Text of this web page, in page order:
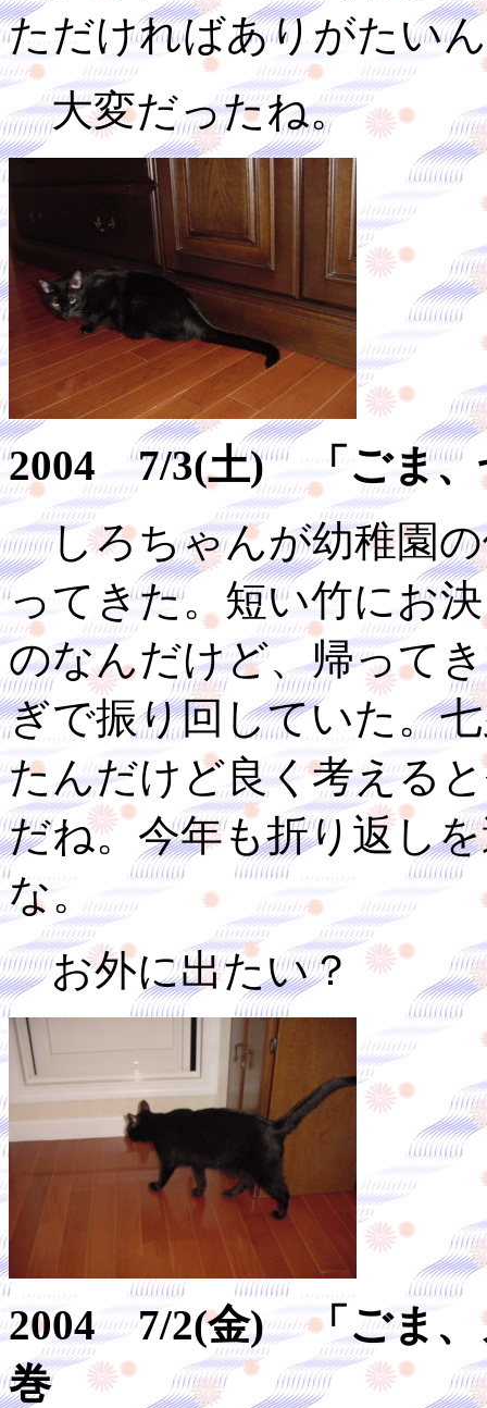
ただければありがたい
大変だったね。
2004 7/3(土) 「ごま、
しろちゃんが幼稚園の
ってきた。短い竹にお
のなんだけど、帰って
ぎで振り回していた。
たんだけど良く考える
だね。今年も折り返し
な。
お外に出たい？
2004 7/2(金) 「ごま、
巻